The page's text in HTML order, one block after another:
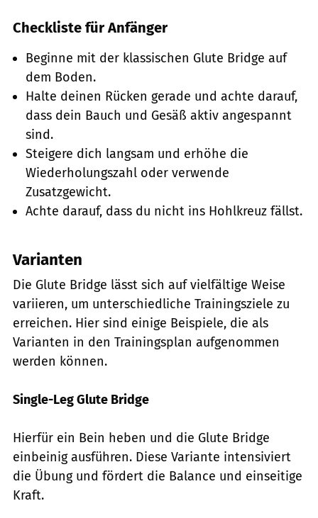
Checkliste für Anfänger
Beginne mit der klassischen Glute Bridge auf
dem Boden.
Halte deinen Rücken gerade und achte darauf,
dass dein Bauch und Gesäß aktiv angespannt
sind.
Steigere dich langsam und erhöhe die
Wiederholungszahl oder verwende
Zusatzgewicht.
Achte darauf, dass du nicht ins Hohlkreuz fällst.
Varianten
Die Glute Bridge lässt sich auf vielfältige Weise
variieren, um unterschiedliche Trainingsziele zu
erreichen. Hier sind einige Beispiele, die als
Varianten in den Trainingsplan aufgenommen
werden können.
Single-Leg Glute Bridge
Hierfür ein Bein heben und die Glute Bridge
einbeinig ausführen. Diese Variante intensiviert
die Übung und fördert die Balance und einseitige
Kraft.